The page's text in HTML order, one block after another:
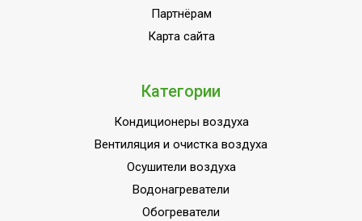
Нет
подключения аудио
нет
Внутреннее покрытие
Эмаль
Партнёрам
Карта сайта
Категории
Кондиционеры воздуха
Вентиляция и очистка воздуха
Осушители воздуха
Водонагреватели
Обогреватели